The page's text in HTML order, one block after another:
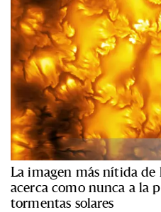
La imagen más nítida de
acerca como nunca a la
tormentas solares